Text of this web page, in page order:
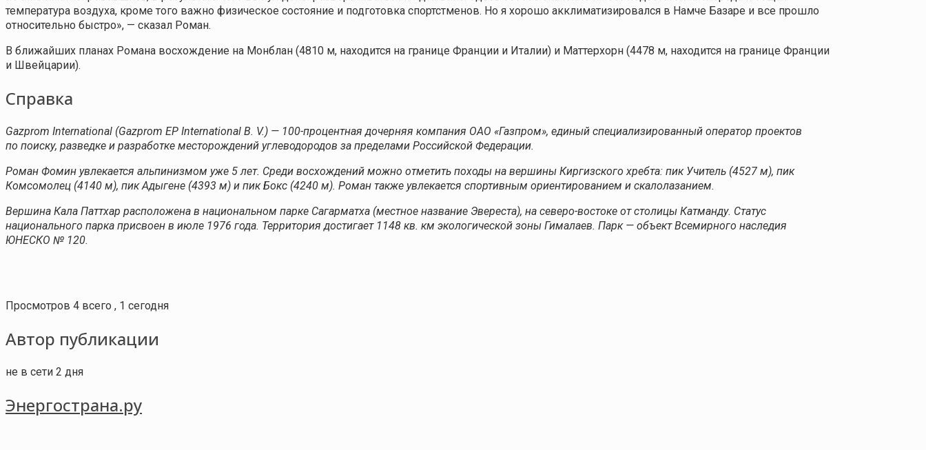
температура воздуха, кроме того важно физическое состояние и подготовка спортстменов. Но я хорошо акклиматизировался в Намче Базаре и все прошло
относительно быстро», — сказал Роман.
В ближайших планах Романа восхождение на Монблан (4810 м, находится на границе Франции и Италии) и Маттерхорн (4478 м, находится на границе Франции
и Швейцарии).
Справка
Gazprom International (Gazprom EP International B. V.) — 100-процентная дочерняя компания ОАО «Газпром», единый специализированный оператор проектов
по поиску, разведке и разработке месторождений углеводородов за пределами Российской Федерации.
Роман Фомин увлекается альпинизмом уже 5 лет. Среди восхождений можно отметить походы на вершины Киргизского хребта: пик Учитель (4527 м), пик
Комсомолец (4140 м), пик Адыгене (4393 м) и пик Бокс (4240 м). Роман также увлекается спортивным ориентированием и скалолазанием.
Вершина Кала Паттхар расположена в национальном парке Сагарматха (местное название Эвереста), на северо-востоке от столицы Катманду. Статус
национального парка присвоен в июле 1976 года. Территория достигает 1148 кв. км экологической зоны Гималаев. Парк — объект Всемирного наследия
ЮНЕСКО № 120.
Просмотров 4 всего , 1 сегодня
Автор публикации
не в сети 2 дня
Энергострана.ру